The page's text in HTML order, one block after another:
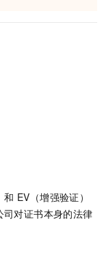
和 EV（增强验证）
对证书本身的法律